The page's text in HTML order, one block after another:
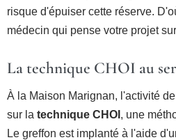
risque d'épuiser cette réserve.
médecin qui pense votre projet
La technique CHOI au
À la Maison Marignan, l'activité
sur la technique CHOI , une
Le greffon est implanté à l'aide